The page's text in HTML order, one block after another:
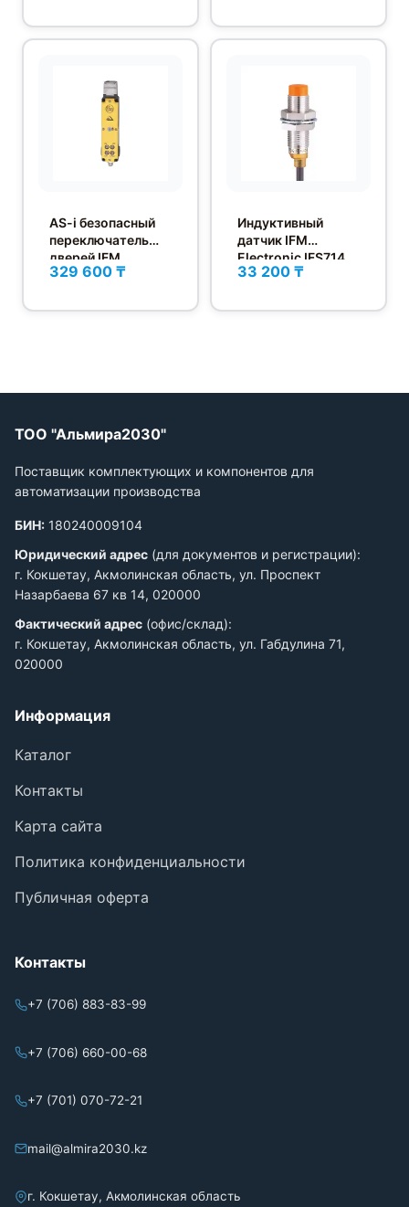
AS-i безопасный
переключатель
дверей IFM
Electronic AC901S
329 600 ₸
Индуктивный
датчик IFM
Electronic IFS714
33 200 ₸
ТОО "Альмира2030"
Поставщик комплектующих и компонентов для
автоматизации производства
БИН: 180240009104
Юридический адрес (для документов и регистрации):
г. Кокшетау, Акмолинская область, ул. Проспект
Назарбаева 67 кв 14, 020000
Фактический адрес (офис/склад):
г. Кокшетау, Акмолинская область, ул. Габдулина 71,
020000
Информация
Каталог
Контакты
Карта сайта
Политика конфиденциальности
Публичная оферта
Контакты
+7 (706) 883-83-99
+7 (706) 660-00-68
+7 (701) 070-72-21
mail@almira2030.kz
г. Кокшетау, Акмолинская область